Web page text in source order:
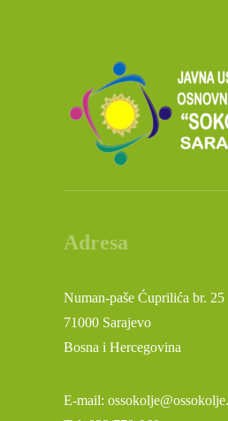
Adresa
Numan-paše Ćuprilića br. 25
71000 Sarajevo
Bosna i Hercegovina
E-mail: